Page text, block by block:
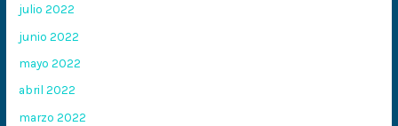
julio 2022
junio 2022
mayo 2022
abril 2022
marzo 2022